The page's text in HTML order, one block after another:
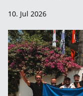
10. Jul 2026